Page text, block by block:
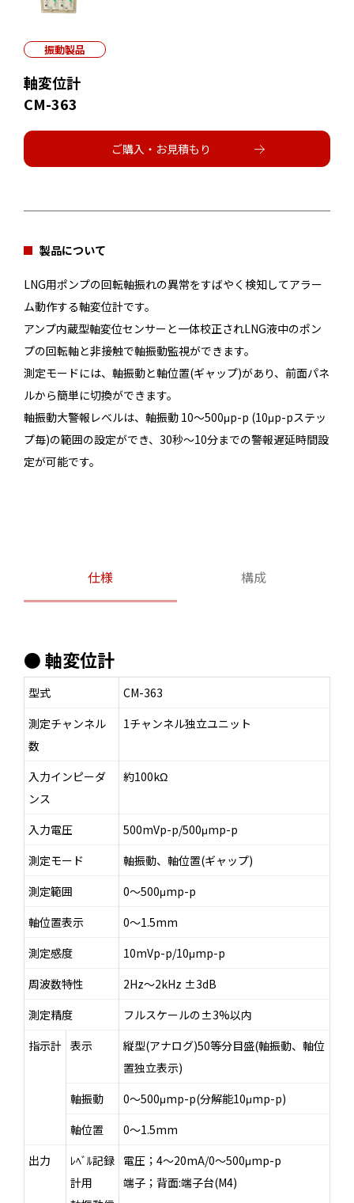
振動製品
軸変位計
CM-363
ご購入・お見積もり
製品について
LNG用ポンプの回転軸振れの異常をすばやく検知してアラー
ム動作する軸変位計です。
アンプ内蔵型軸変位センサーと一体校正されLNG液中のポン
プの回転軸と非接触で軸振動監視ができます。
測定モードには、軸振動と軸位置(ギャップ)があり、前面パネ
ルから簡単に切換ができます。
軸振動大警報レベルは、軸振動 10～500μp-p (10μp-pステッ
プ毎)の範囲の設定ができ、30秒～10分までの警報遅延時間設
定が可能です。
仕様 構成
● 軸変位計
型式
CM-363
測定チャンネル
数
1チャンネル独立ユニット
入力インピーダ
ンス
約100kΩ
入力電圧
500mVp-p/500μmp-p
測定モード
軸振動、軸位置(ギャップ)
測定範囲
0～500μmp-p
軸位置表示
0～1.5mm
測定感度
10mVp-p/10μmp-p
周波数特性
2Hz～2kHz ±3dB
測定精度
フルスケールの±3%以内
指示計 表示
縦型(アナログ)50等分目盛(軸振動、軸位
置独立表示)
軸振動
0～500μmp-p(分解能10μmp-p)
軸位置
0～1.5mm
出力
ﾚﾍﾞﾙ記録
計用
電圧；4～20mA/0～500μmp-p
端子；背面:端子台(M4)